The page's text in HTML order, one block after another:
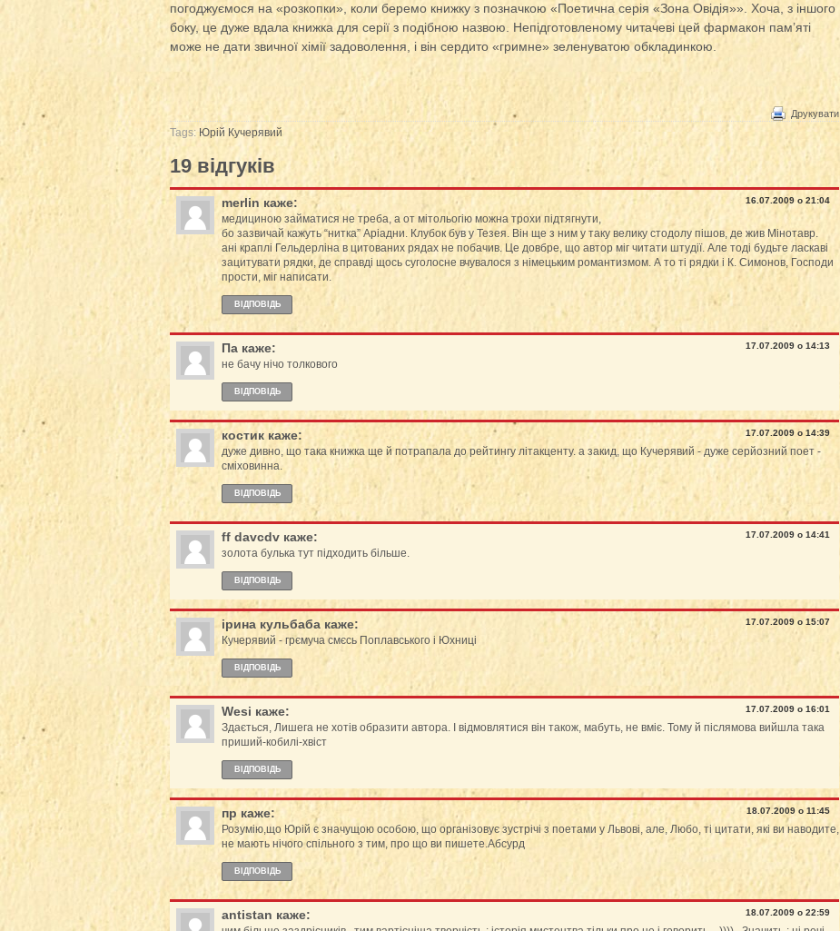
погоджуємося на «розкопки», коли беремо книжку з позначкою «Поетична серія «Зона Овідія»». Хоча, з іншого
боку, це дуже вдала книжка для серії з подібною назвою. Непідготовленому читачеві цей фармакон пам’яті
може не дати звичної хімії задоволення, і він сердито «гримне» зеленуватою обкладинкою.
Друкувати
Tags:Юрій Кучерявий
19 відгуків
merlin каже: 16.07.2009 о 21:04
медициною займатися не треба, а от мітольогію можна трохи підтягнути,
бо зазвичай кажуть “нитка” Аріадни. Клубок був у Тезея. Він ще з ним у таку велику стодолу пішов, де жив Мінотавр.
ані краплі Гельдерліна в цитованих рядах не побачив. Це довбре, що автор міг читати штудії. Але тоді будьте ласкаві
зацитувати рядки, де справді щось суголосне вчувалося з німецьким романтизмом. А то ті рядки і К. Симонов, Господи
прости, міг написати.
ВІДПОВІДЬ
Па каже: 17.07.2009 о 14:13
не бачу нічо толкового
ВІДПОВІДЬ
костик каже: 17.07.2009 о 14:39
дуже дивно, що така книжка ще й потрапала до рейтингу літакценту. а закид, що Кучерявий - дуже серйозний поет -
сміховинна.
ВІДПОВІДЬ
ff davcdv каже: 17.07.2009 о 14:41
золота булька тут підходить більше.
ВІДПОВІДЬ
ірина кульбаба каже: 17.07.2009 о 15:07
Кучерявий - грємуча смєсь Поплавського і Юхниці
ВІДПОВІДЬ
Wesi каже: 17.07.2009 о 16:01
Здається, Лишега не хотів образити автора. І відмовлятися він також, мабуть, не вміє. Тому й післямова вийшла така
приший-кобилі-хвіст
ВІДПОВІДЬ
пр каже: 18.07.2009 о 11:45
Розумію,що Юрій є значущою особою, що організовує зустрічі з поетами у Львові, але, Любо, ті цитати, які ви наводите,
не мають нічого спільного з тим, про що ви пишете.Абсурд
ВІДПОВІДЬ
antistan каже: 18.07.2009 о 22:59